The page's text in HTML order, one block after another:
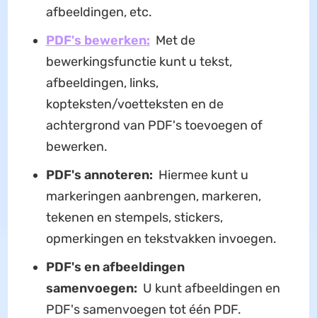
afbeeldingen, etc.
PDF's bewerken: Met de
bewerkingsfunctie kunt u tekst,
afbeeldingen, links,
kopteksten/voetteksten en de
achtergrond van PDF's toevoegen of
bewerken.
PDF's annoteren: Hiermee kunt u
markeringen aanbrengen, markeren,
tekenen en stempels, stickers,
opmerkingen en tekstvakken invoegen.
PDF's en afbeeldingen
samenvoegen: U kunt afbeeldingen en
PDF's samenvoegen tot één PDF.